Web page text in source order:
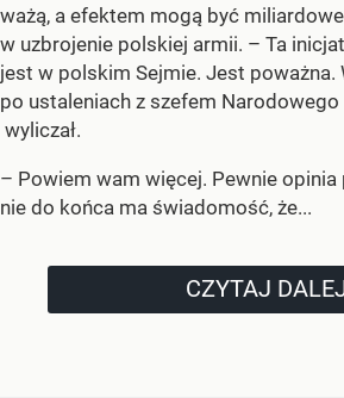
ważą, a efektem mogą być
w uzbrojenie polskiej armii. – Ta
jest w polskim Sejmie. Jest poważna.
po ustaleniach z szefem
wyliczał.
– Powiem wam więcej. Pewnie opinia
nie do końca ma świadomość, że...
CZYTAJ